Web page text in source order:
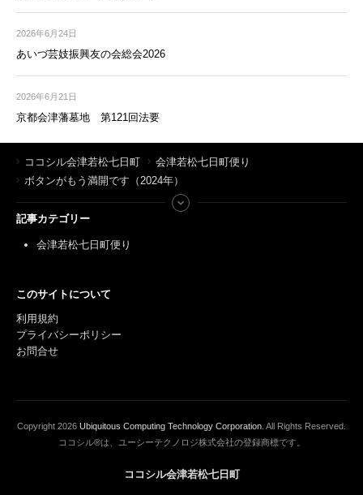
2026年6月24日
あいづ芸妓振興友の会総会2026
2026年6月21日
京都会津藩墓地 第121回法要
ココシル会津若松七日町
会津若松七日町便り
ボタンがもう満開です（2024年）
記事カテゴリー
会津若松七日町便り
このサイトについて
利用規約
プライバシーポリシー
お問合せ
Copyright 2026 Ubiquitous Computing Technology Corporation . All Rights Reserved.
ココシル®は、ユーシーテクノロジ株式会社の登録商標です。
ココシル会津若松七日町